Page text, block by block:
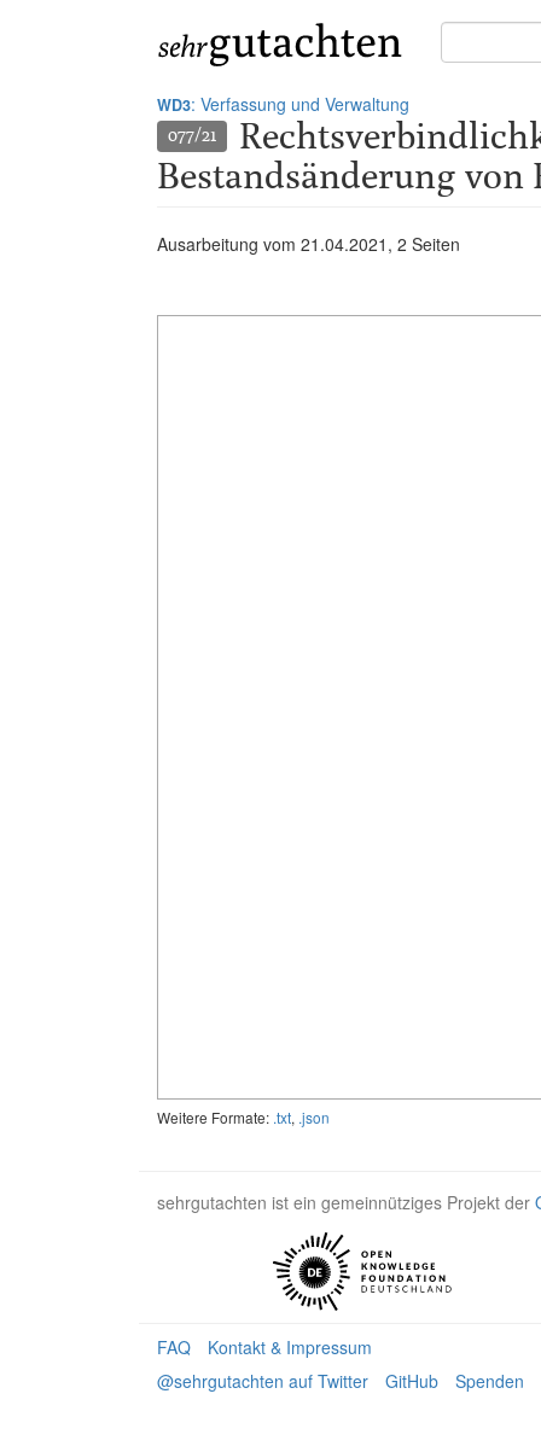
Suche
in
WD3: Verfassung und Verwaltung
077/21
Bestandsänderung von
Ausarbeitung vom 21.04.2021 , 2 Seiten
Weitere Formate: .txt, .json
sehrgutachten ist ein gemeinnütziges Projekt der
FAQ
Kontakt & Impressum
@sehrgutachten auf Twitter
GitHub Spenden